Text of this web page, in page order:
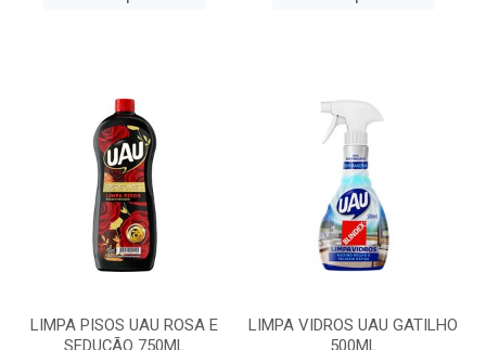
LIMPA PISOS UAU ROSA E
SEDUÇÃO 750ML
LIMPA VIDROS UAU GATILHO
500ML